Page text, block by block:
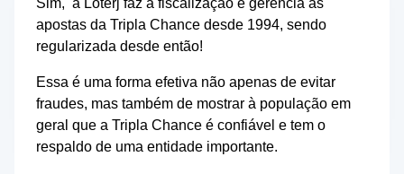
apostas da Tripla Chance desde 1994, sendo
regularizada desde então!
Essa é uma forma efetiva não apenas de evitar
fraudes, mas também de mostrar à população em
geral que a Tripla Chance é confiável e tem o
respaldo de uma entidade importante.